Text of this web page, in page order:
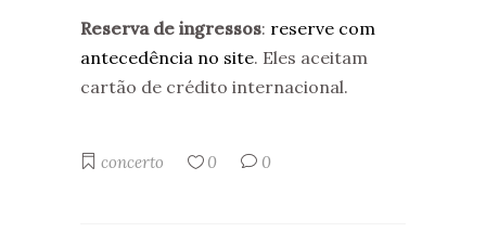
Reserva de ingressos: reserve com
antecedência no site. Eles aceitam
cartão de crédito internacional.
concerto 0 0